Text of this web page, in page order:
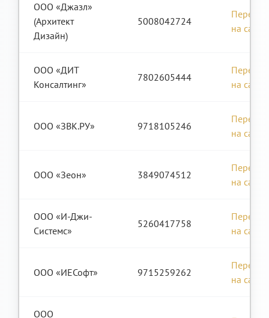
ООО «Джазл»
(Архитект
Дизайн)
5008042724
Перейти
на сайт
ООО «ДИТ
Консалтинг»
7802605444
Перейти
на сайт
ООО «ЗВК.РУ» 9718105246
Перейти
на сайт
ООО «Зеон» 3849074512
Перейти
на сайт
ООО «И-Джи-
Системс»
5260417758
Перейти
на сайт
ООО «ИЕСофт» 9715259262
Перейти
на сайт
ООО